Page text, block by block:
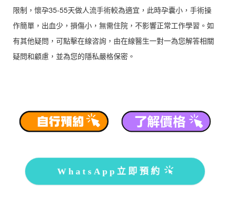
限制，懷孕35-55天做人流手術較為適宜，此時孕囊小，手術操
作簡單，出血少，損傷小，無需住院，不影響正常工作學習。如
有其他疑問，可點擊在線咨詢，由在線醫生一對一為您解答相關
疑問和顧慮，並為您的隱私嚴格保密。
WhatsApp立即預約